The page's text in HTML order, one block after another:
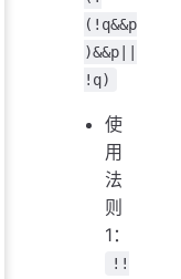
(!q&&p
)&&p||
!q)
使
用
法
则
1：
!!